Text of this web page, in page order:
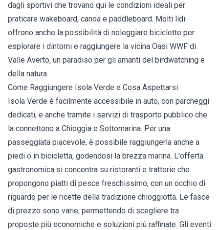
dagli sportivi che trovano qui le condizioni ideali per
praticare wakeboard, canoa e paddleboard. Molti lidi
offrono anche la possibilità di noleggiare biciclette per
esplorare i dintorni e raggiungere la vicina Oasi WWF di
Valle Averto, un paradiso per gli amanti del birdwatching e
della natura.
Come Raggiungere Isola Verde e Cosa Aspettarsi
Isola Verde è facilmente accessibile in auto, con parcheggi
dedicati, e anche tramite i servizi di trasporto pubblico che
la connettono a Chioggia e Sottomarina. Per una
passeggiata piacevole, è possibile raggiungerla anche a
piedi o in bicicletta, godendosi la brezza marina. L'offerta
gastronomica si concentra su ristoranti e trattorie che
propongono piatti di pesce freschissimo, con un occhio di
riguardo per le ricette della tradizione chioggiotta. Le fasce
di prezzo sono varie, permettendo di scegliere tra
proposte più economiche e soluzioni più raffinate. Gli eventi